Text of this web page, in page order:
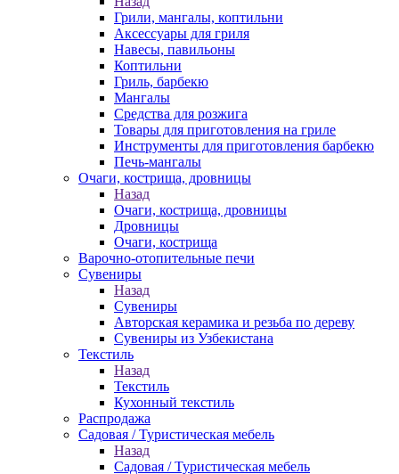
Грили, мангалы, коптильни
Аксессуары для гриля
Навесы, павильоны
Коптильни
Гриль, барбекю
Мангалы
Средства для розжига
Товары для приготовления на гриле
Инструменты для приготовления барбекю
Печь-мангалы
Очаги, кострища, дровницы
Назад
Очаги, кострища, дровницы
Дровницы
Очаги, кострища
Варочно-отопительные печи
Сувениры
Назад
Сувениры
Авторская керамика и резьба по дереву
Сувениры из Узбекистана
Текстиль
Назад
Текстиль
Кухонный текстиль
Распродажа
Садовая / Туристическая мебель
Назад
Садовая / Туристическая мебель